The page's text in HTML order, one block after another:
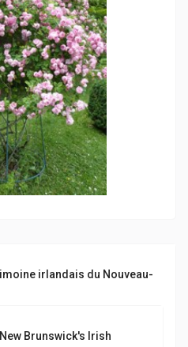
irlandais du Nouveau-
Brunswick's Irish